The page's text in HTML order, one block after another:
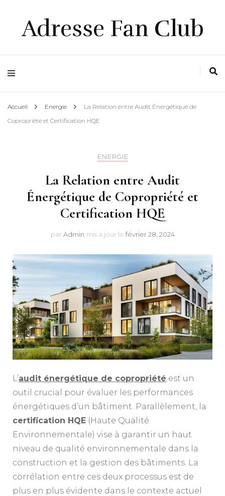
Adresse Fan Club
Accueil Energie
La Relation entre Audit Énergétique de
Copropriété et Certification HQE
ENERGIE
La Relation entre Audit
Énergétique de Copropriété et
Certification HQE
par Admin mis à jour le février 28, 2024
L’audit énergétique de copropriété est un
outil crucial pour évaluer les performances
énergétiques d’un bâtiment. Parallèlement, la
certification HQE (Haute Qualité
Environnementale) vise à garantir un haut
niveau de qualité environnementale dans la
construction et la gestion des bâtiments. La
corrélation entre ces deux processus est de
plus en plus évidente dans le contexte actuel